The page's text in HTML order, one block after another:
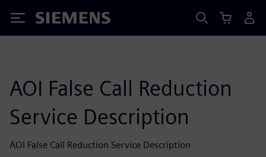
Siemens
AOI False Call Reduction
Service Description
AOI False Call Reduction Service Description